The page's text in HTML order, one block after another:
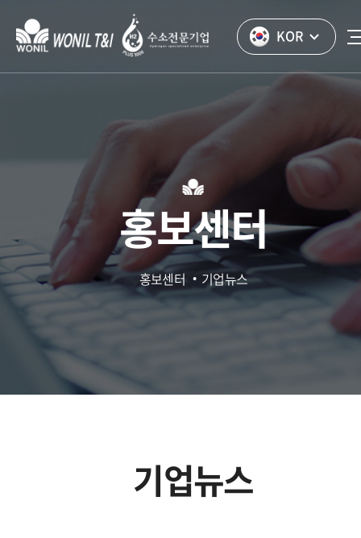
KOR
홍보센터
홍보센터 기업뉴스
기업뉴스